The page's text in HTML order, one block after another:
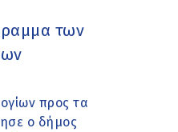
των
προς τα
ο δήμος